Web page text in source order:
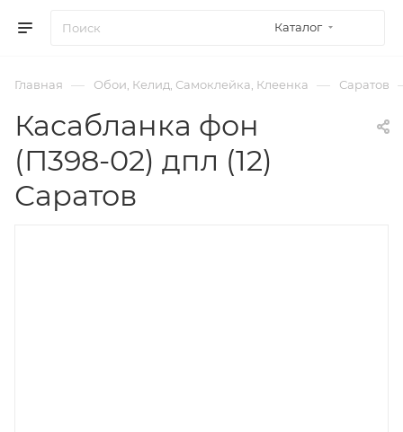
Каталог
Главная — Обои, Келид, Самоклейка, Клеенка — Саратов
Касабланка фон
(П398-02) дпл (12)
Саратов